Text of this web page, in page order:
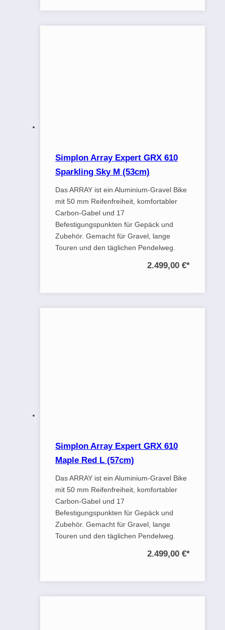
Simplon Array Expert GRX 610
Sparkling Sky M (53cm)
Das ARRAY ist ein Aluminium-Gravel Bike
mit 50 mm Reifenfreiheit, komfortabler
Carbon-Gabel und 17
Befestigungspunkten für Gepäck und
Zubehör. Gemacht für Gravel, lange
Touren und den täglichen Pendelweg.
2.499,00 €*
Simplon Array Expert GRX 610
Maple Red L (57cm)
Das ARRAY ist ein Aluminium-Gravel Bike
mit 50 mm Reifenfreiheit, komfortabler
Carbon-Gabel und 17
Befestigungspunkten für Gepäck und
Zubehör. Gemacht für Gravel, lange
Touren und den täglichen Pendelweg.
2.499,00 €*